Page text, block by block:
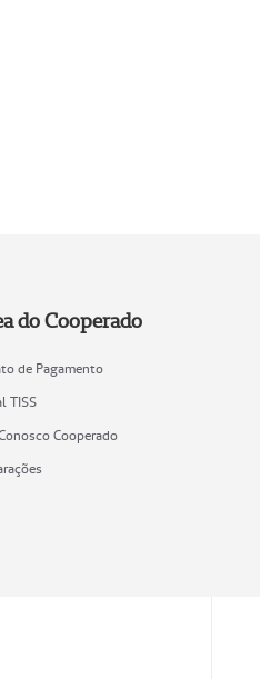
do Cooperado
de Pagamento
TISS
Cooperado